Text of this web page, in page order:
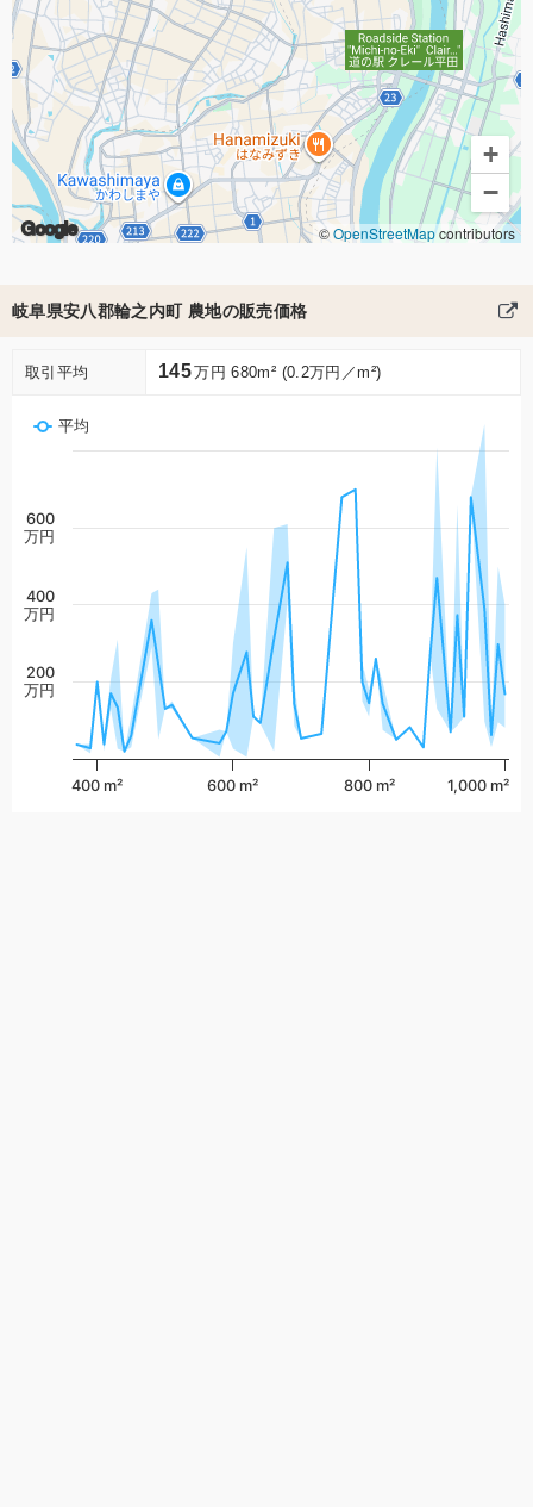
Google
+
−
©OpenStreetMapcontributors
岐阜県安八郡輪之内町 農地の販売価格
取引平均 145万円 680m² (0.2万円／m²)
平均
400 m² 600 m² 800 m² 1,000 m²
200
万円
400
万円
600
万円